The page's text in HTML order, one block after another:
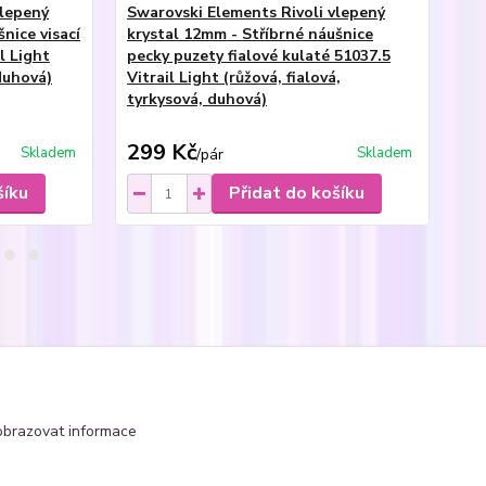
visací
Light
Skladem
Swarovski Elements Rivoli vlepený
krystal 12mm - Stříbrné náušnice
pecky puzety fialové kulaté 51037.5
Vitrail Light (růžová, fialová,
tyrkysová, duhová)
299 Kč/pár Skladem
Přidat do košíku
- kulaté Rivoli
informace